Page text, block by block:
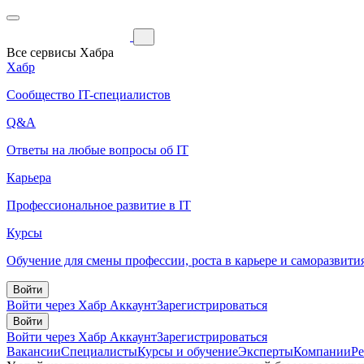
Все сервисы Хабра
Хабр
Сообщество IT-специалистов
Q&A
Ответы на любые вопросы об IT
Карьера
Профессиональное развитие в IT
Курсы
Обучение для смены профессии, роста в карьере и
Войти
Войти через Хабр АккаунтЗарегистрироваться
Войти
Войти через Хабр АккаунтЗарегистрироваться
ВакансииСпециалистыКурсы и обучениеЭкспертыКомпании